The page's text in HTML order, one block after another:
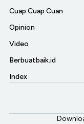
Cuap Cuap Cuan
Opinion
Video
Berbuatbaik.id
Index